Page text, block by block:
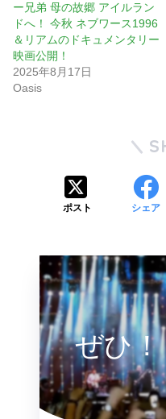
ー兄弟 母の故郷 アイルラン
ドへ！ 今秋 ネブワース1996
＆リアムのドキュメンタリー
映画公開！
2025年8月17日
Oasis
ポスト シェア
ぜひ